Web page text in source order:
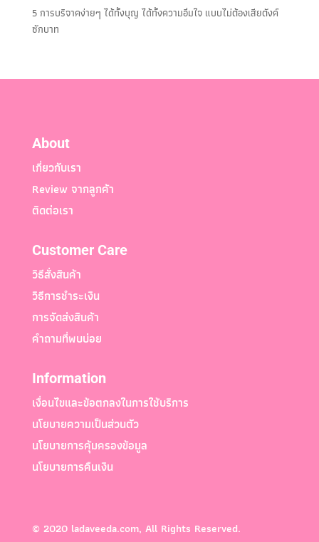
5 การบริจาคง่ายๆ ได้ทั้งบุญ ได้ทั้งความอิ่มใจ แบบไม่ต้องเสียตังค์
ซักบาท
About
เกี่ยวกับเรา
Review จากลูกค้า
ติดต่อเรา
Customer Care
วิธีสั่งสินค้า
วิธีการชำระเงิน
การจัดส่งสินค้า
คำถามที่พบบ่อย
Information
เงื่อนไขและข้อตกลงในการใช้บริการ
นโยบายความเป็นส่วนตัว
นโยบายการคุ้มครองข้อมูล
นโยบายการคืนเงิน
© 2020 ladaveeda.com, All Rights Reserved.